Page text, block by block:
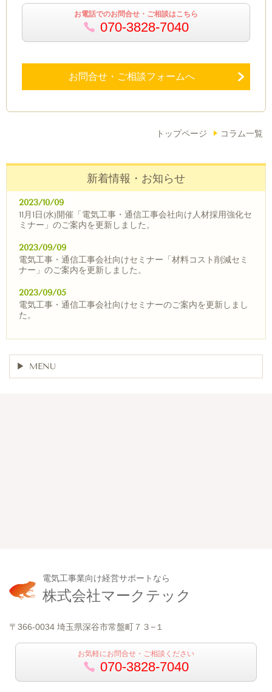
お電話でのお問合せ・ご相談はこちら
070-3828-7040
お問合せ・ご相談フォームへ
トップページ コラム一覧
新着情報・お知らせ
2023/10/09
11月1日(水)開催「電気工事・通信工事会社向け人材採用強化セ
ミナー」のご案内を更新しました。
2023/09/09
電気工事・通信工事会社向けセミナー「材料コスト削減セミ
ナー」のご案内を更新しました。
2023/09/05
電気工事・通信工事会社向けセミナーのご案内を更新しまし
た。
MENU
電気工事業向け経営サポートなら
株式会社マークテック
〒366-0034 埼玉県深谷市常盤町７３−１
お気軽にお問合せ・ご相談ください
070-3828-7040